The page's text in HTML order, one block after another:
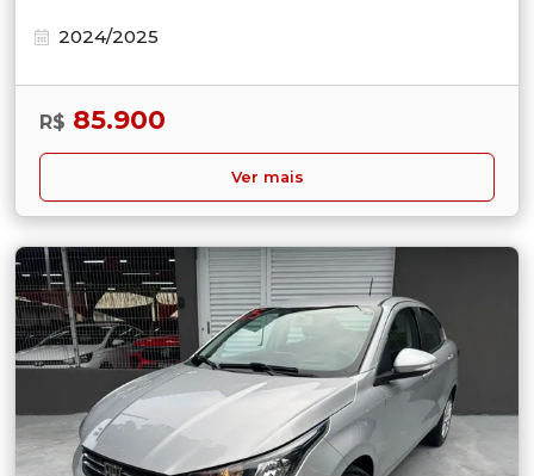
2024/2025
R$ 85.900
Ver mais